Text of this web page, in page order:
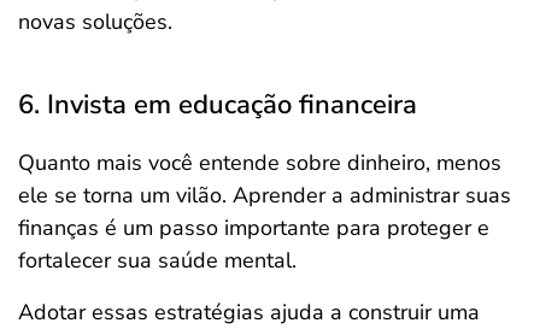
novas soluções.
6. Invista em educação financeira
Quanto mais você entende sobre dinheiro, menos
ele se torna um vilão. Aprender a administrar suas
finanças é um passo importante para proteger e
fortalecer sua saúde mental.
Adotar essas estratégias ajuda a construir uma